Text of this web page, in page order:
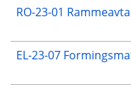
RO-23-01
EL-23-07